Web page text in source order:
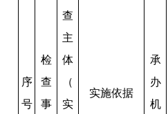
序
号
检
查
事
查
主
体
（
实
实施依据
承
办
机